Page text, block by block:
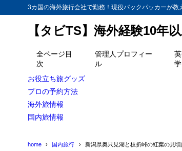
3カ国の海外旅行会社で勤務！現役バックパッカーが
【タビTS】海外経験10年
全ページ目
次
お役立ち旅グッズ
プロの予約方法
海外旅情報
国内旅情報
管理人プロフィー
ル
学
home 国内旅行 新潟県奥只見湖と枝折峠の紅葉の見
目